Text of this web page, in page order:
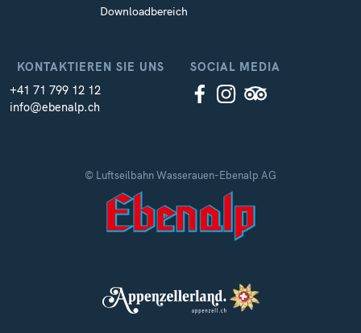
KONTAKTIEREN SIE UNS
+41 71 799 12 12
info@ebenalp.ch
Downloadbereich
SOCIAL MEDIA
© Luftseilbahn Wasserauen-Ebenalp AG